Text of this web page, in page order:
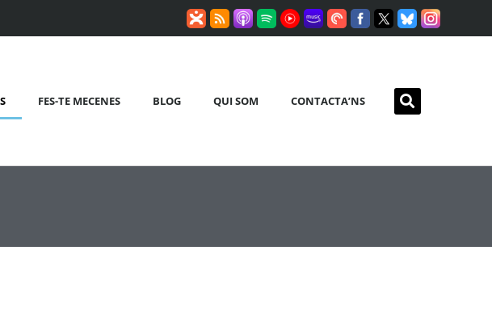
FES-TE MECENES BLOG QUI SOM CONTACTA’NS